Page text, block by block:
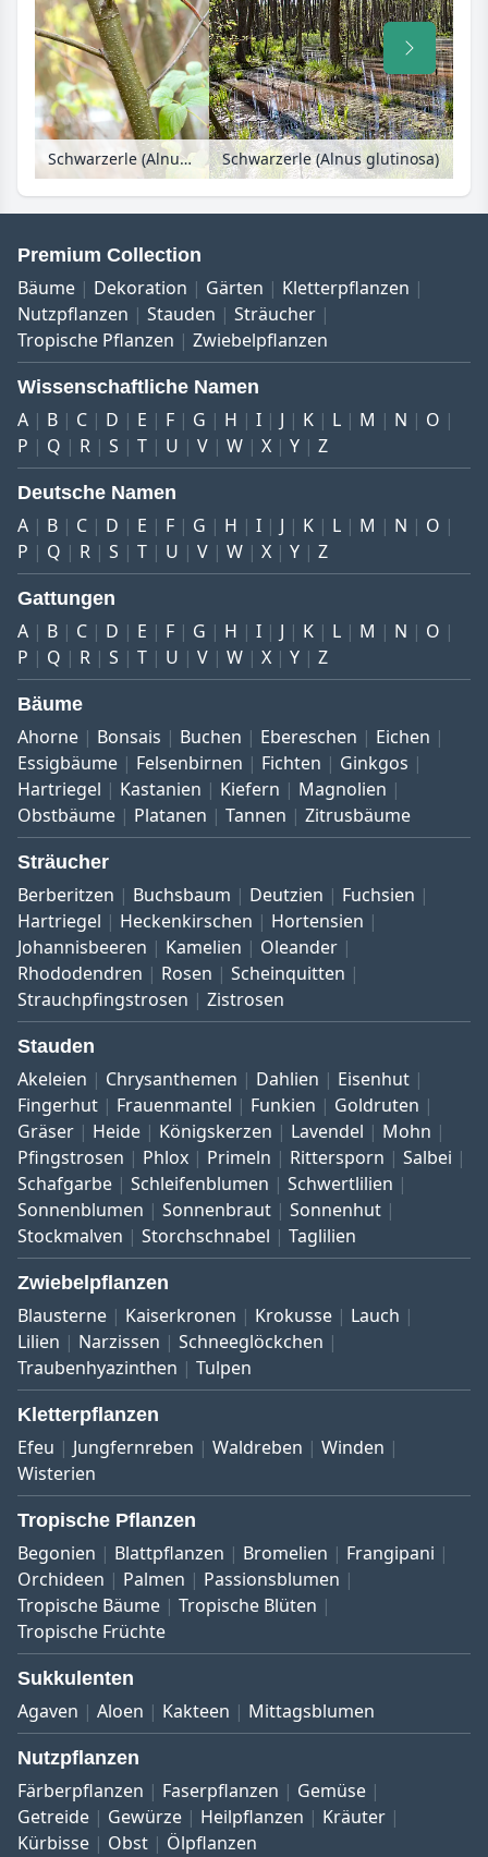
Schwarzerle (Alnus glutinosa) Schwarzerle (Alnus glutinosa)
Premium Collection
Bäume Dekoration Gärten
Kletterpflanzen
Nutzpflanzen
Stauden
Sträucher
Tropische Pflanzen
Zwiebelpflanzen
Wissenschaftliche Namen
A B C D E F G H I J K L M N
O
P
Q R S T U V W X Y Z
Deutsche Namen
A B C D E F G H I J K L M N
O
P
Q R S T U V W X Y Z
Gattungen
A B C D E F G H I J K L M N
O
P
Q R S T U V W X Y Z
Bäume
Ahorne Bonsais Buchen Ebereschen
Eichen
Essigbäume
Felsenbirnen Fichten
Ginkgos
Hartriegel
Kastanien Kiefern
Magnolien
Obstbäume
Platanen Tannen Zitrusbäume
Sträucher
Berberitzen Buchsbaum Deutzien
Fuchsien
Hartriegel
Heckenkirschen
Hortensien
Johannisbeeren
Kamelien
Oleander
Rhododendren
Rosen
Scheinquitten
Strauchpfingstrosen
Zistrosen
Stauden
Akeleien Chrysanthemen Dahlien
Eisenhut
Fingerhut
Frauenmantel Funkien
Goldruten
Gräser
Heide Königskerzen Lavendel
Mohn
Pfingstrosen
Phlox Primeln Rittersporn
Salbei
Schafgarbe
Schleifenblumen
Schwertlilien
Sonnenblumen
Sonnenbraut
Sonnenhut
Stockmalven
Storchschnabel Taglilien
Zwiebelpflanzen
Blausterne Kaiserkronen Krokusse
Lauch
Lilien
Narzissen
Schneeglöckchen
Traubenhyazinthen
Tulpen
Kletterpflanzen
Efeu Jungfernreben Waldreben
Winden
Wisterien
Tropische Pflanzen
Begonien Blattpflanzen Bromelien
Frangipani
Orchideen
Palmen
Passionsblumen
Tropische Bäume
Tropische Blüten
Tropische Früchte
Sukkulenten
Agaven Aloen Kakteen Mittagsblumen
Nutzpflanzen
Färberpflanzen Faserpflanzen
Gemüse
Getreide
Gewürze Heilpflanzen
Kräuter
Kürbisse
Obst Ölpflanzen